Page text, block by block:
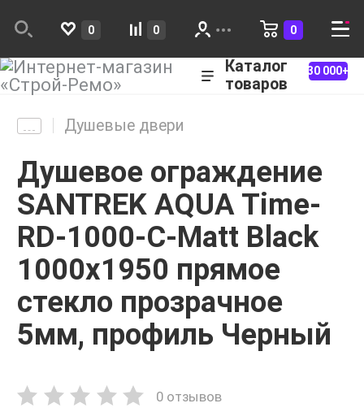
0 0 0
Каталог
товаров
30 000+
Душевые двери
Душевое ограждение
SANTREK AQUA Time-
RD-1000-C-Matt Black
1000х1950 прямое
стекло прозрачное
5мм, профиль Черный
0 отзывов